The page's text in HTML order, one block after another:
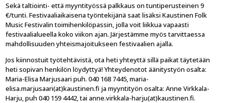
Sekä taltiointi- että myyntityössä palkkaus on tuntiperusteinen 9
€/tunti. Festivaaliaikaisena työntekijänä saat lisäksi Kaustinen Folk
Music Festivalin toimihenkilöpassin, jolla voit liikkua vapaasti
festivaalialueella koko viikon ajan. Järjestämme myös tarvittaessa
mahdollisuuden yhteismajoitukseen festivaalien ajalla.
Jos kiinnostuit työtehtävistä, ota heti yhteyttä sillä paikat täytetään
heti sopivan henkilön löydyttyä! Yhteydenotot äänitystyön osalta:
Maria-Elisa Marjusaari puh. 040 168 7445, maria-
elisa.marjusaari(at)kaustinen.fi ja myyntityön osalta: Anne Virkkala-
Harju, puh 040 159 4442, tai anne.virkkala-harju(at)kaustinen.fi.